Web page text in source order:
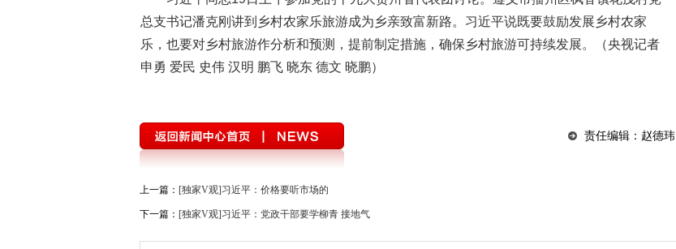
总支书记潘克刚讲到乡村农家乐旅游成为乡亲致富新路。习近平说既要鼓励发展乡村农家
乐，也要对乡村旅游作分析和预测，提前制定措施，确保乡村旅游可持续发展。（央视记者
申勇 爱民 史伟 汉明 鹏飞 晓东 德文 晓鹏）
责任编辑：赵德玮
上一篇： [独家V观]习近平：价格要听市场的
下一篇： [独家V观]习近平：党政干部要学柳青 接地气